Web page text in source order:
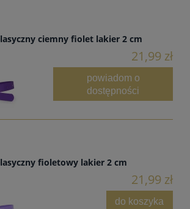
ciemny fiolet lakier 2 cm
21,99 zł
powiadom o
dostępności
fioletowy lakier 2 cm
21,99 zł
do koszyka